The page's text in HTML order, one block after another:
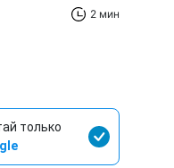
2 мин
только